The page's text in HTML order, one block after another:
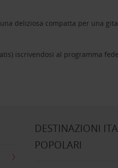
deliziosa compatta per una
iscrivendosi al programma
DESTINAZIONI
POPOLARI